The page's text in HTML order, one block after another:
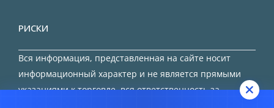
РИСКИ
Вся информация, представленная на сайте носит
информационный характер и не является прямыми
указаниями к торговле, вся ответственность за